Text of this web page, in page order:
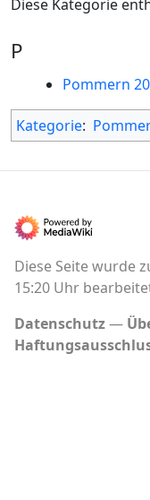
Diese Kategorie
P
Pommern
Kategorie:
Diese Seite wurde
15:20 Uhr
Datenschutz